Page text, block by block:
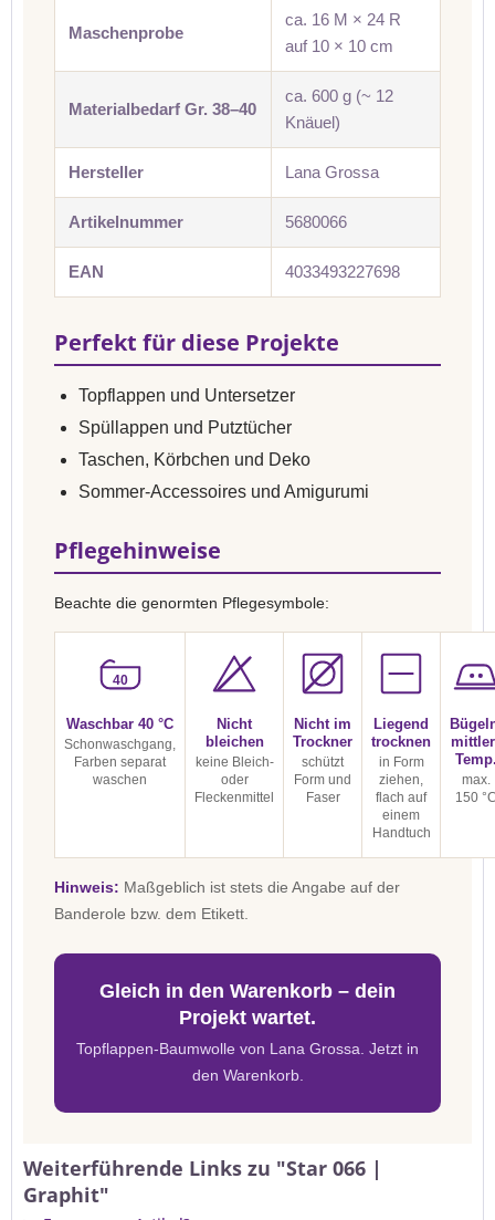
Maschenprobe
ca. 16 M × 24 R
auf 10 × 10 cm
Materialbedarf Gr. 38–40
ca. 600 g (~ 12
Knäuel)
Hersteller Lana Grossa
Artikelnummer 5680066
EAN 4033493227698
Perfekt für diese Projekte
Topflappen und Untersetzer
Spüllappen und Putztücher
Taschen, Körbchen und Deko
Sommer-Accessoires und Amigurumi
Pflegehinweise
Beachte die genormten Pflegesymbole:
40
Waschbar 40 °C
Schonwaschgang,
Farben separat
waschen
Nicht
bleichen
keine Bleich-
oder
Fleckenmittel
Nicht im
Trockner
schützt
Form und
Faser
Liegend
trocknen
in Form
ziehen,
flach auf
einem
Handtuch
max.
150
Hinweis: Maßgeblich ist stets die Angabe auf der
Banderole bzw. dem Etikett.
Gleich in den Warenkorb – dein
Projekt wartet.
Topflappen-Baumwolle von Lana Grossa. Jetzt in
den Warenkorb.
Weiterführende Links zu "Star 066 |
Graphit"